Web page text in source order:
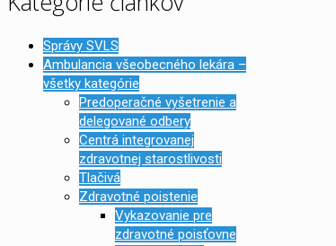
Správy SVLS
Ambulancia všeobecného lekára –
všetky kategórie
Predoperačné vyšetrenie a
delegované odbery
Centrá integrovanej
zdravotnej starostlivosti
Tlačivá
Zdravotné poistenie
Vykazovanie pre
zdravotné poisťovne